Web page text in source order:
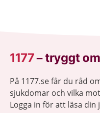
1177–tryggt
På 1177.se får du råd
sjukdomar och vilka
Logga in för att läsa